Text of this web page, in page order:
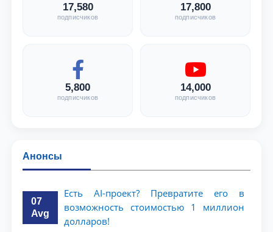
17,580
подписчиков
17,800
подписчиков
5,800
подписчиков
14,000
подписчиков
Анонсы
07
Avg
Есть AI-проект? Превратите его в
возможность стоимостью 1 миллион
долларов!